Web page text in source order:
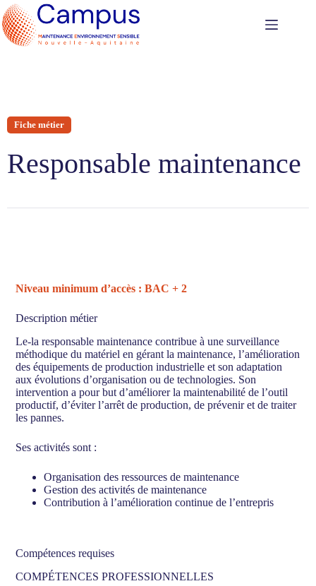
Fiche métier
Responsable maintenance
Niveau minimum d’accès : BAC + 2
Description métier
Le-la responsable maintenance contribue à une surveillance
méthodique du matériel en gérant la maintenance, l’amélioration
des équipements de production industrielle et son adaptation
aux évolutions d’organisation ou de technologies. Son
intervention a pour but d’améliorer la maintenabilité de l’outil
productif, d’éviter l’arrêt de production, de prévenir et de traiter
les pannes.
Ses activités sont :
Organisation des ressources de maintenance
Gestion des activités de maintenance
Contribution à l’amélioration continue de l’entrepris
Compétences requises
COMPÉTENCES PROFESSIONNELLES